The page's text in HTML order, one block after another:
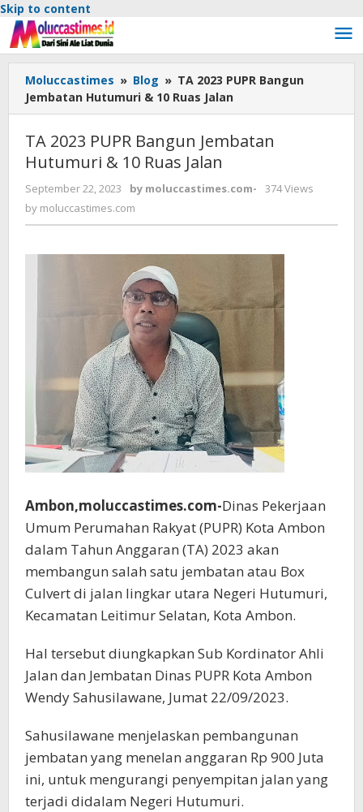
Skip to content
Moluccastimes » Blog » TA 2023 PUPR Bangun
Jembatan Hutumuri & 10 Ruas Jalan
TA 2023 PUPR Bangun Jembatan
Hutumuri & 10 Ruas Jalan
September 22, 2023 by moluccastimes.com-
374 Views
by moluccastimes.com
Ambon,moluccastimes.com-Dinas Pekerjaan
Umum Perumahan Rakyat (PUPR) Kota Ambon
dalam Tahun Anggaran (TA) 2023 akan
membangun salah satu jembatan atau Box
Culvert di jalan lingkar utara Negeri Hutumuri,
Kecamatan Leitimur Selatan, Kota Ambon.
Hal tersebut diungkapkan Sub Kordinator Ahli
Jalan dan Jembatan Dinas PUPR Kota Ambon
Wendy Sahusilawane, Jumat 22/09/2023.
Sahusilawane menjelaskan pembangunan
jembatan yang menelan anggaran Rp 900 Juta
ini, untuk mengurangi penyempitan jalan yang
terjadi didalam Negeri Hutumuri.